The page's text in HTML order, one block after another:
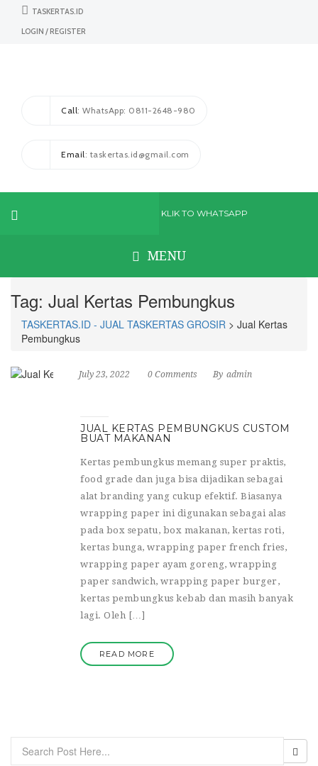
TASKERTAS.ID
LOGIN / REGISTER
Call: WhatsApp: 0811-2648-980
Email : taskertas.id@gmail.com
KLIK TO WHATSAPP
MENU
Tag: Jual Kertas Pembungkus
TASKERTAS.ID - JUAL TASKERTAS GROSIR > Jual Kertas
Pembungkus
July 23, 2022 0 Comments By admin
JUAL KERTAS PEMBUNGKUS CUSTOM
BUAT MAKANAN
Kertas pembungkus memang super praktis,
food grade dan juga bisa dijadikan sebagai
alat branding yang cukup efektif. Biasanya
wrapping paper ini digunakan sebagai alas
pada box sepatu, box makanan, kertas roti,
kertas bunga, wrapping paper french fries,
wrapping paper ayam goreng, wrapping
paper sandwich, wrapping paper burger,
kertas pembungkus kebab dan masih banyak
lagi. Oleh […]
READ MORE